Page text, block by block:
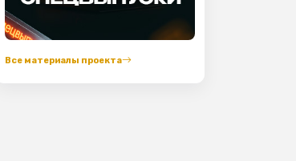
Все материалы проекта